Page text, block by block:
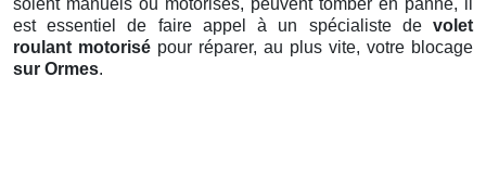
soient manuels ou motorisés, peuvent tomber en panne, il
est essentiel de faire appel à un spécialiste de volet
roulant motorisé pour réparer, au plus vite, votre blocage
sur Ormes.